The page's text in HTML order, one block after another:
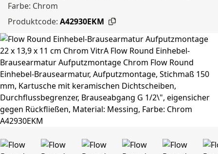
Farbe: Chrom
Produktcode: A42930EKM